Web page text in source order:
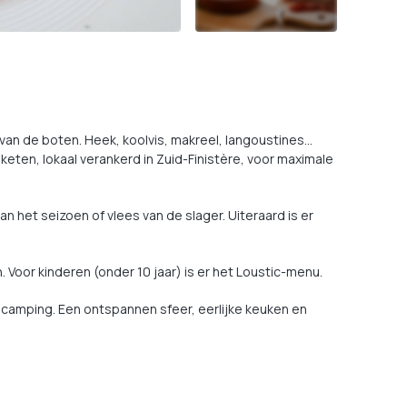
de boten. Heek, koolvis, makreel, langoustines…
lokaal verankerd in Zuid-Finistère, voor maximale
het seizoen of vlees van de slager. Uiteraard is er
kinderen (onder 10 jaar) is er het Loustic-menu.
Een ontspannen sfeer, eerlijke keuken en